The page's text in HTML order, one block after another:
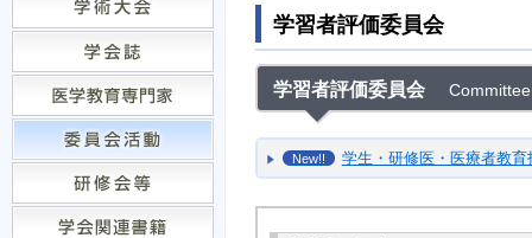
学習者評価委員会
学習者評価委員会
New!! 学生・研修医・医療者教